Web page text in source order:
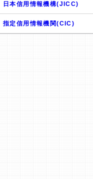
日本信用情報機構(JICC)
指定信用情報機関(CIC)